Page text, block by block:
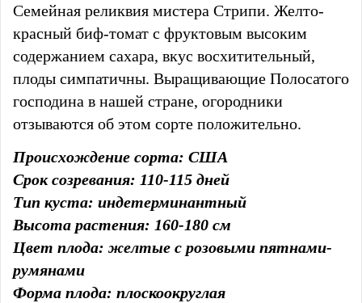
Семейная реликвия мистера Стрипи. Желто-
красный биф-томат с фруктовым высоким
содержанием сахара, вкус восхитительный,
плоды симпатичны. Выращивающие Полосатого
господина в нашей стране, огородники
отзываются об этом сорте положительно.
Происхождение сорта: США
Срок созревания: 110-115 дней
Тип куста: индетерминантный
Высота растения: 160-180 см
Цвет плода: желтые с розовыми пятнами-
румянами
Форма плода: плоскоокруглая